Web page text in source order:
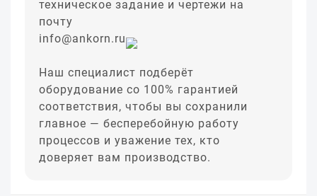
техническое задание и чертежи на
почту
info@ankorn.ru
Наш специалист подберёт
оборудование со 100% гарантией
соответствия, чтобы вы сохранили
главное — бесперебойную работу
процессов и уважение тех, кто
доверяет вам производство.